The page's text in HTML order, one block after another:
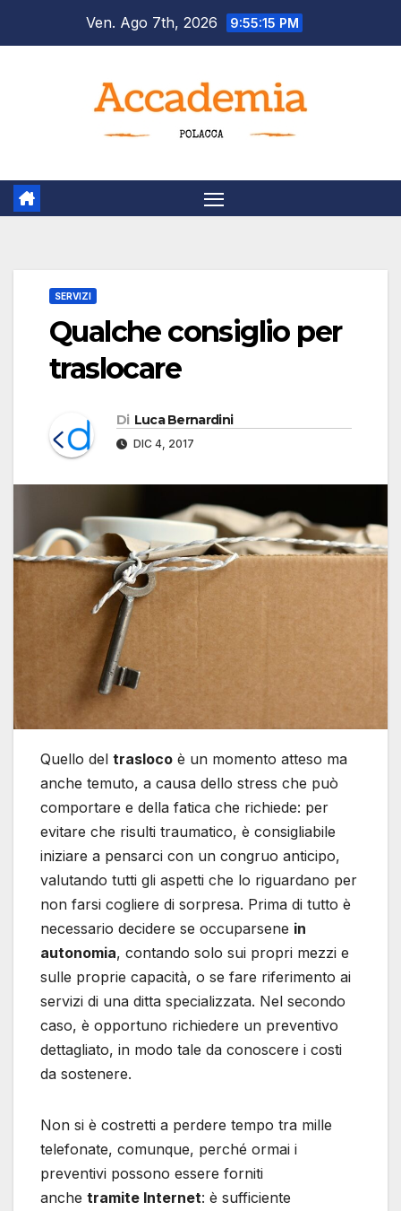
Ven. Ago 7th, 2026 9:55:16 PM
SERVIZI
Qualche consiglio per
traslocare
Di Luca Bernardini
DIC 4, 2017
Quello del trasloco è un momento atteso ma
anche temuto, a causa dello stress che può
comportare e della fatica che richiede: per
evitare che risulti traumatico, è consigliabile
iniziare a pensarci con un congruo anticipo,
valutando tutti gli aspetti che lo riguardano per
non farsi cogliere di sorpresa. Prima di tutto è
necessario decidere se occuparsene in
autonomia, contando solo sui propri mezzi e
sulle proprie capacità, o se fare riferimento ai
servizi di una ditta specializzata. Nel secondo
caso, è opportuno richiedere un preventivo
dettagliato, in modo tale da conoscere i costi
da sostenere.
Non si è costretti a perdere tempo tra mille
telefonate, comunque, perché ormai i
preventivi possono essere forniti
anche tramite Internet: è sufficiente